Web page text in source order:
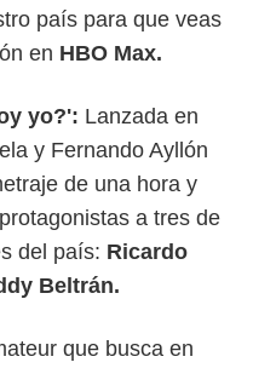
país para que veas
en HBO Max.
yo?': Lanzada en
y Fernando Ayllón
de una hora y
a tres de
del país: Ricardo
Beltrán.
que busca en